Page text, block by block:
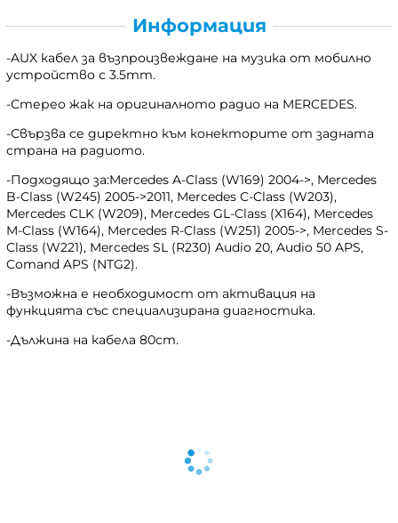
Информация
-AUX кабел за възпроизвеждане на музика от мобилно
устройство с 3.5mm.
-Стерео жак на оригиналното радио на MERCEDES.
-Свързва се директно към конекторите от задната
страна на радиото.
-Подходящо за:Mercedes A-Class (W169) 2004->, Mercedes
B-Class (W245) 2005->2011, Mercedes C-Class (W203),
Mercedes CLK (W209), Mercedes GL-Class (X164), Mercedes
M-Class (W164), Mercedes R-Class (W251) 2005->, Mercedes S-
Class (W221), Mercedes SL (R230) Audio 20, Audio 50 APS,
Comand APS (NTG2).
-Възможна е необходимост от активация на
функцията със специализирана диагностика.
-Дължина на кабела 80cm.